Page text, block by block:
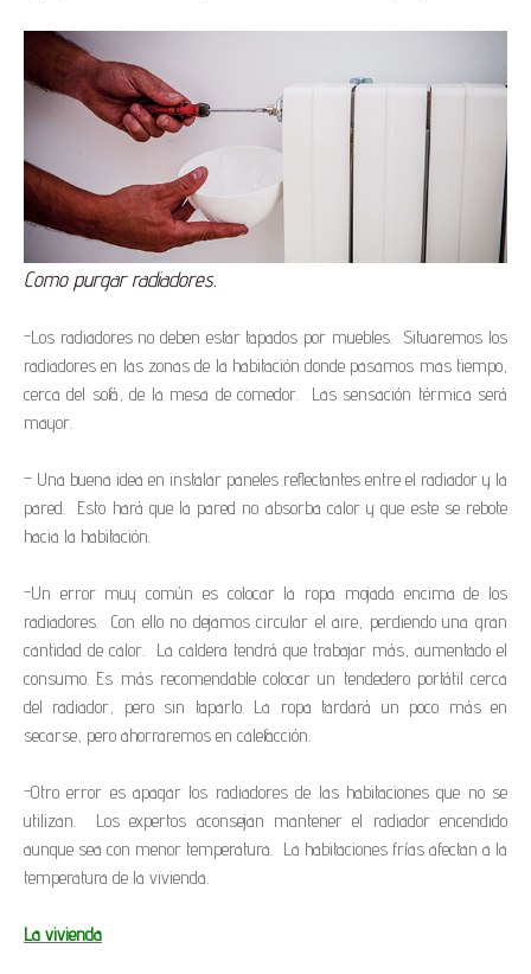
Como purgar radiadores.
-Los radiadores no deben estar tapados por muebles. Situaremos los
radiadores en las zonas de la habitación donde pasamos mas tiempo,
cerca del sofá, de la mesa de comedor. Las sensación térmica será
mayor.
– Una buena idea en instalar paneles reflectantes entre el radiador y la
pared. Esto hará que la pared no absorba calor y que este se rebote
hacia la habitación.
-Un error muy común es colocar la ropa mojada encima de los
radiadores. Con ello no dejamos circular el aire, perdiendo una gran
cantidad de calor. La caldera tendrá que trabajar más, aumentado el
consumo. Es más recomendable colocar un tendedero portátil cerca
del radiador, pero sin taparlo. La ropa tardará un poco más en
secarse, pero ahorraremos en calefacción.
-Otro error es apagar los radiadores de las habitaciones que no se
utilizan. Los expertos aconsejan mantener el radiador encendido
aunque sea con menor temperatura. La habitaciones frías afectan a la
temperatura de la vivienda.
La vivienda